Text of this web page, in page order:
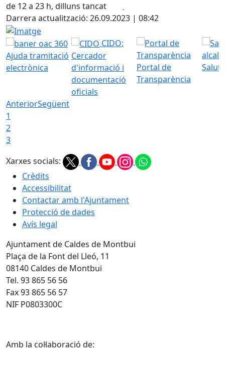
de 12 a 23 h, dilluns tancat
Darrera actualització: 26.09.2023 | 08:42
Imatge
Ajuda tramitació
electrònica
CIDO:
Cercador
d'informació i
documentació
oficials
Portal de
Transparència
AnteriorSegüent
1
2
3
Xarxes socials:
Crèdits
Accessibilitat
Contactar amb l'Ajuntament
Protecció de dades
Avís legal
Ajuntament de Caldes de Montbui
Plaça de la Font del Lleó, 11
08140 Caldes de Montbui
Tel. 93 865 56 56
Fax 93 865 56 57
NIF P0803300C
Amb la col·laboració de: